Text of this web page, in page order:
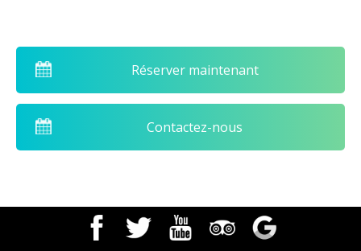
Réserver maintenant
Contactez-nous